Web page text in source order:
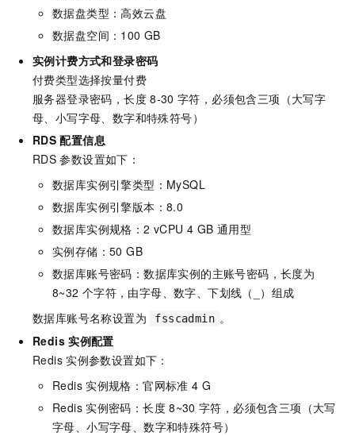
数据盘类型：高效云盘
数据盘空间：100 GB
实例计费方式和登录密码
付费类型选择按量付费
服务器登录密码，长度 8-30 字符，必须包含三项（大写字
母、小写字母、数字和特殊符号）
RDS 配置信息
RDS 参数设置如下：
数据库实例引擎类型：MySQL
数据库实例引擎版本：8.0
数据库实例规格：2 vCPU 4 GB 通用型
实例存储：50 GB
数据库账号密码：数据库实例的主账号密码，长度为
8~32 个字符，由字母、数字、下划线（_）组成
数据库账号名称设置为
fsscadmin 。
Redis 实例配置
Redis 实例参数设置如下：
Redis 实例规格：官网标准 4 G
Redis 实例密码：长度 8~30 字符，必须包含三项（大写
字母、小写字母、数字和特殊符号）